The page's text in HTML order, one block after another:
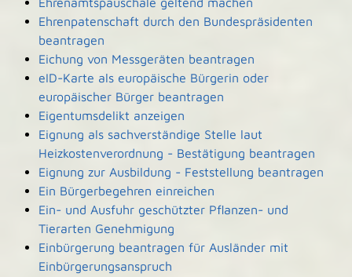
Ehrenpatenschaft durch den Bundespräsidenten
beantragen
Eichung von Messgeräten beantragen
eID-Karte als europäische Bürgerin oder
europäischer Bürger beantragen
Eigentumsdelikt anzeigen
Eignung als sachverständige Stelle laut
Heizkostenverordnung - Bestätigung beantragen
Eignung zur Ausbildung - Feststellung beantragen
Ein Bürgerbegehren einreichen
Ein- und Ausfuhr geschützter Pflanzen- und
Tierarten Genehmigung
Einbürgerung beantragen für Ausländer mit
Einbürgerungsanspruch